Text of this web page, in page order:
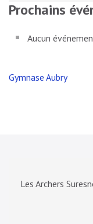
André
Prochains
Aucun
Navigation
Gymnase Aubry
Les Archers